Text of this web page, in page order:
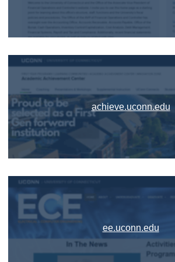
achieve.uconn.edu
ee.uconn.edu